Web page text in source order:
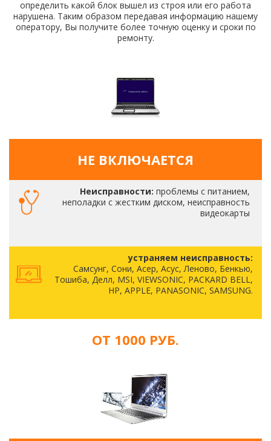
определить какой блок вышел из строя или его работа
нарушена. Таким образом передавая информацию нашему
оператору, Вы получите более точную оценку и сроки по
ремонту.
НЕ ВКЛЮЧАЕТСЯ
Неисправности: проблемы с питанием,
неполадки с жестким диском, неисправность
видеокарты
устраняем неисправность:
Самсунг, Сони, Асер, Асус, Леново, Бенкью,
Тошиба, Делл, MSI, VIEWSONIC, PACKARD BELL,
HP, APPLE, PANASONIC, SAMSUNG.
ОТ 1000 РУБ.